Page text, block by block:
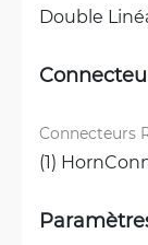
Double
Connecteurs
(1)